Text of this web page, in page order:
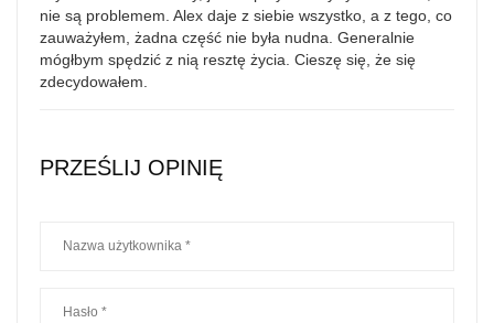
nie są problemem. Alex daje z siebie wszystko, a z tego, co
zauważyłem, żadna część nie była nudna. Generalnie
mógłbym spędzić z nią resztę życia. Cieszę się, że się
zdecydowałem.
PRZEŚLIJ OPINIĘ